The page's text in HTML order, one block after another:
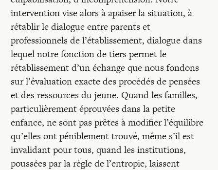
intervention vise alors à apaiser la situation, à
rétablir le dialogue entre parents et
professionnels de l’établissement, dialogue dans
lequel notre fonction de tiers permet le
rétablissement d’un échange que nous fondons
sur l’évaluation exacte des procédés de pensées
et des ressources du jeune. Quand les familles,
particulièrement éprouvées dans la petite
enfance, ne sont pas prêtes à modifier l’équilibre
qu’elles ont péniblement trouvé, même s’il est
invalidant pour tous, quand les institutions,
poussées par la règle de l’entropie, laissent